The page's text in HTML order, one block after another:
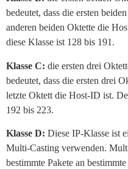
bedeutet, dass die ersten
anderen beiden Oktette die
diese Klasse ist 128 bis 191.
Klasse C: die ersten drei
bedeutet, dass die ersten drei
letzte Oktett die Host-ID ist.
192 bis 223.
Klasse D: Diese IP-Klasse ist
Multi-Casting verwenden.
bestimmte Pakete an